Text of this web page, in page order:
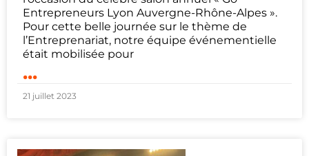
Entrepreneurs Lyon Auvergne-Rhône-Alpes ».
Pour cette belle journée sur le thème de
l’Entreprenariat, notre équipe événementielle
était mobilisée pour
...
21 juillet 2023